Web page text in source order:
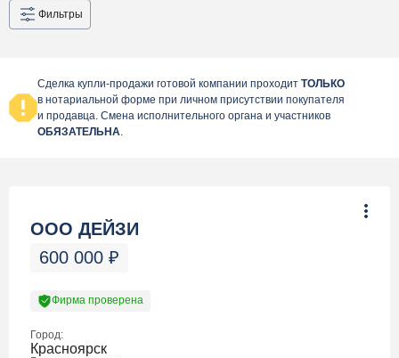
Фильтры
Сделка купли-продажи готовой компании проходит ТОЛЬКО
в нотариальной форме при личном присутствии покупателя
и продавца. Смена исполнительного органа и участников
ОБЯЗАТЕЛЬНА
ООО ДЕЙЗИ
600 000 ₽
Фирма проверена
Город:
Красноярск